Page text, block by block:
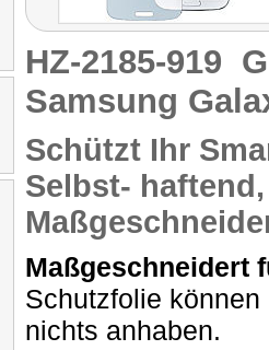
HZ-2185-919
Samsung
Schützt Ihr
Selbst-
Maßgeschneidert
Schutzfolie
nichts anhaben.